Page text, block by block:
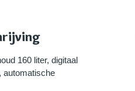
160 liter, digitaal
automatische